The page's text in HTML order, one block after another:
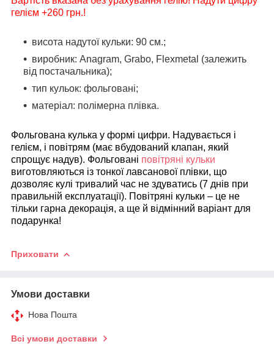
гелієм +260 грн.!
висота надутої кульки: 90 см.;
виробник: Anagram, Grabo, Flexmetal (залежить
від постачальника);
тип кульок: фольговані;
матеріал: полімерна плівка.
Фольгована кулька у формі цифри. Надувається і
гелієм, і повітрям (має вбудований клапан, який
спрощує надув). Фольговані повітряні кульки
виготовляються із тонкої лавсанової плівки, що
дозволяє кулі тривалий час не здуватись (7 днів при
правильній експлуатації). Повітряні кульки – це не
тільки гарна декорація, а ще й відмінний варіант для
подарунка!
Приховати
Умови доставки
Нова Пошта
Всі умови доставки